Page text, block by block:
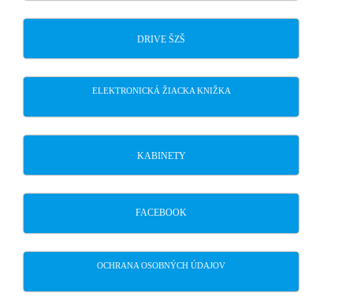
DRIVE ŠZŠ
ELEKTRONICKÁ ŽIACKA KNIŽKA
KABINETY
FACEBOOK
OCHRANA OSOBNÝCH ÚDAJOV